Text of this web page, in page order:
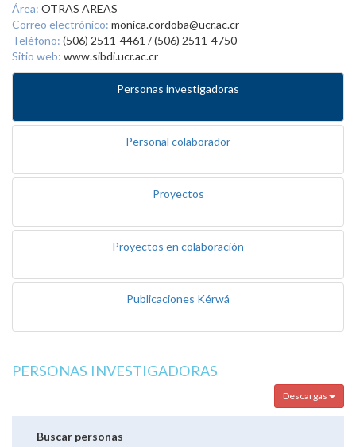
Área: OTRAS AREAS
Correo electrónico: monica.cordoba@ucr.ac.cr
Teléfono: (506) 2511-4461 / (506) 2511-4750
Sitio web: www.sibdi.ucr.ac.cr
Personas investigadoras
Personal colaborador
Proyectos
Proyectos en colaboración
Publicaciones Kérwá
PERSONAS INVESTIGADORAS
Descargas
Buscar personas